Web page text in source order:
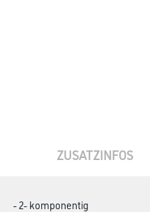
ZUSATZINFOS
- 2- komponentig